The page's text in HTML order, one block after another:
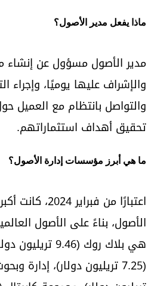
ماذا يفعل مدير الأصول؟
مدير الأصول مسؤول عن إنشاء
والإشراف عليها يوميًا، وإجراء
والتواصل بانتظام مع العميل
تحقيق أهداف استثماراتهم.
ما هي أبرز مؤسسات إدارة الأصول؟
اعتبارًا من
هي بلاك روك